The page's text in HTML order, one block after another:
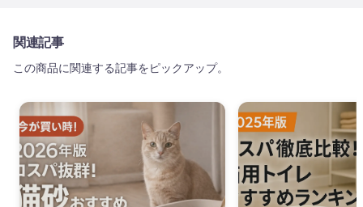
関連記事
この商品に関連する記事をピックアップ。